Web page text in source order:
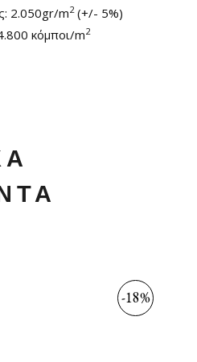
2.050gr/m2(+/- 5%)
κόμποι/m2
-18%